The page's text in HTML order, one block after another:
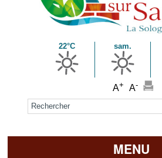
22°C sam.
A+ A-
Formulaire de recherche
MENU